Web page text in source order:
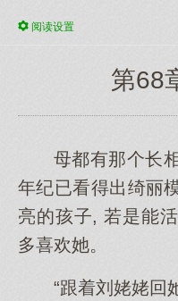
阅读设置
第68
母都有那个长
年纪已看得出绮丽
亮的孩子, 若是能
多喜欢她。
“跟着刘姥姥回